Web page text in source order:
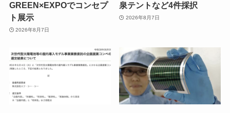
GREEN×EXPOでコンセプ
ト展示
2026年8月7日
泉テントなど4件採択
2026年8月7日